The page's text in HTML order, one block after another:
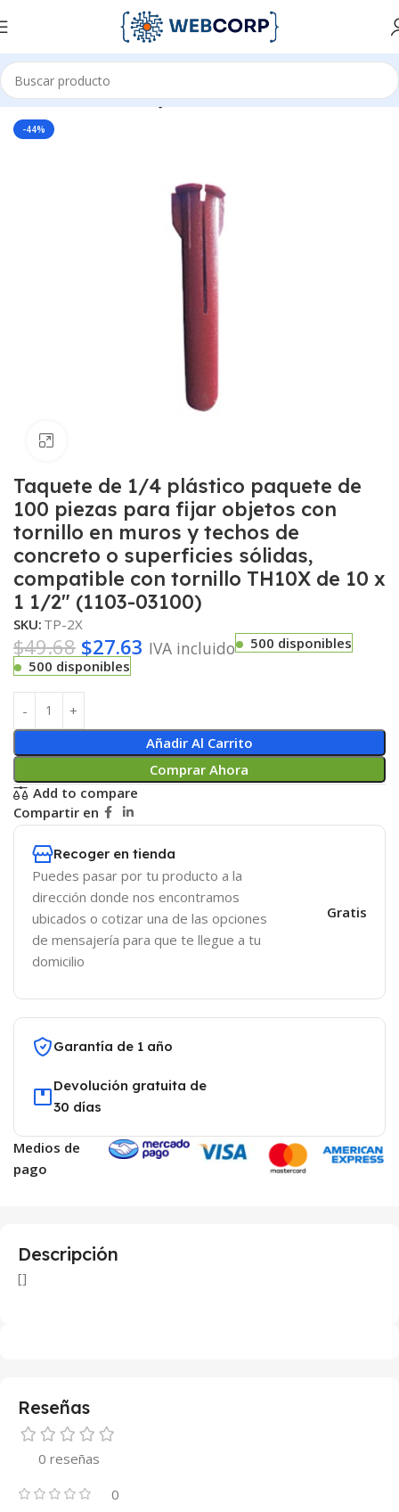
Inicio CANALIZACIÓN FIJACIÓN
-44%
Taquete de 1/4 plástico paquete de
100 piezas para fijar objetos con
tornillo en muros y techos de
concreto o superficies sólidas,
compatible con tornillo TH10X de 10 x
1 1/2″ (1103-03100)
SKU: TP-2X
$49.68 $27.63 IVA incluido
500 disponibles
500 disponibles
Añadir Al Carrito
Comprar Ahora
Add to compare
Compartir en
Recoger en tienda
Puedes pasar por tu producto a la
dirección donde nos encontramos
ubicados o cotizar una de las opciones
de mensajería para que te llegue a tu
domicilio
Gratis
Garantía de 1 año
Devolución gratuita de
30 días
Medios de
pago
Descripción
[]
Reseñas
0 reseñas
0